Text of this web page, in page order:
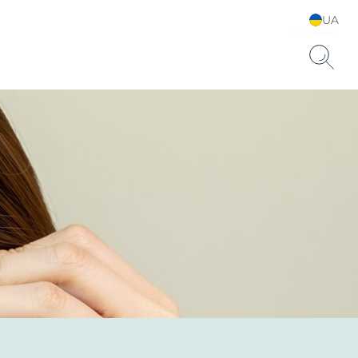
UA
Choose your Language &
Country